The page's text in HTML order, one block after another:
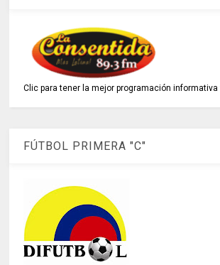
Clic para tener la mejor programación informativa
FÚTBOL PRIMERA "C"